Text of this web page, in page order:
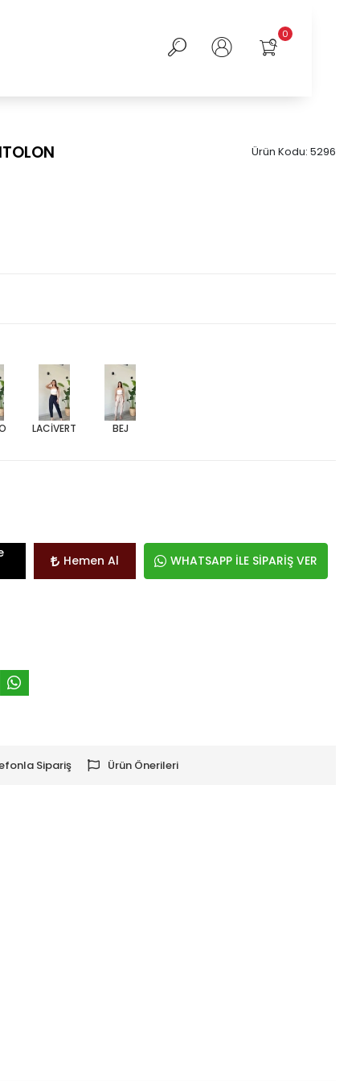
0
Ürün Kodu: 5296
LACİVERT BEJ
Hemen Al WHATSAPP İLE SİPARİŞ VER
Sipariş Ürün Önerileri